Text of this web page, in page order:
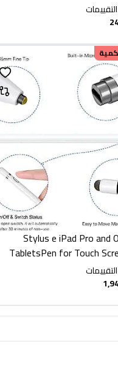
التقييمات
Stylus e iPad Pro and
TabletsPen for Touch
Digital Pencil Active
Point Stylist
التقييمات